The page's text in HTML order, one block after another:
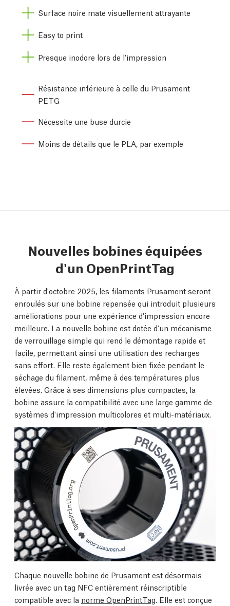
Surface noire mate visuellement attrayante
Easy to print
Presque inodore lors de l'impression
Résistance inférieure à celle du Prusament
PETG
Nécessite une buse durcie
Moins de détails que le PLA, par exemple
Nouvelles bobines équipées
d'un OpenPrintTag
À partir d'octobre 2025, les filaments Prusament seront
enroulés sur une bobine repensée qui introduit plusieurs
améliorations pour une expérience d'impression encore
meilleure. La nouvelle bobine est dotée d'un mécanisme
de verrouillage simple qui rend le démontage rapide et
facile, permettant ainsi une utilisation des recharges
sans effort. Elle reste également bien fixée pendant le
séchage du filament, même à des températures plus
élevées. Grâce à ses dimensions plus compactes, la
bobine assure la compatibilité avec une large gamme de
systèmes d'impression multicolores et multi-matériaux.
Chaque nouvelle bobine de Prusament est désormais
livrée avec un tag NFC entièrement réinscriptible
compatible avec la norme OpenPrintTag. Elle est conçue